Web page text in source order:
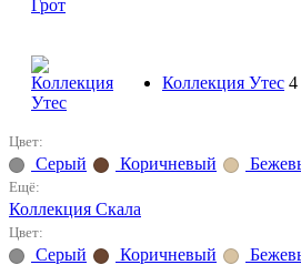
Коллекция Утес 4
Цвет:
Серый Коричневый
Ещё:
Коллекция Скала
Цвет:
Серый Коричневый